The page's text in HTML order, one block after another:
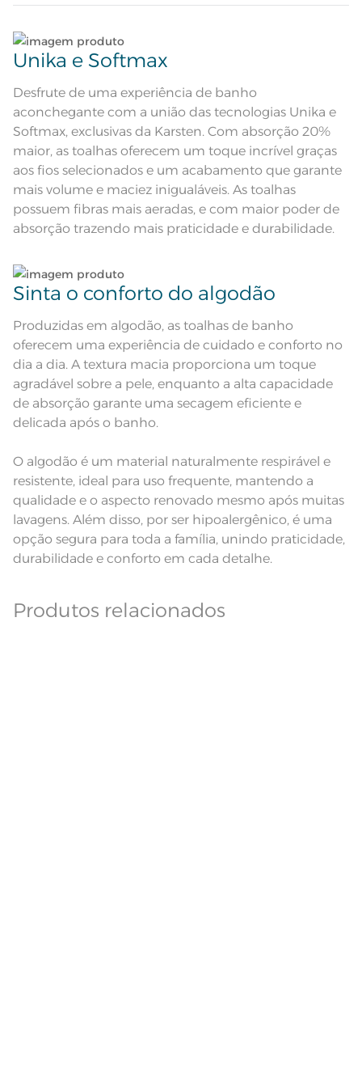
Atributos
Pré-encolhido; Antipiling;
Descrição Visual
Composição 98% Algodão 2% Poliéster
Tamanho Rosto
Cor Bosque/Verde
Itens Inclusos 1 Toalha de Rosto
Instruções de Lavagem
temperatura maxima de 60ºC;
Ferro de passar com temperatura
seco
Observações
cor, de acordo com a configuração
e modelo do monitor ou do
aparelho celular. Consultar a cor
nas especificações técnicas do
produto.
Fios Fio Tecnologia Unika
Lave tipos de tecidos distintos separadamente;
ciclo;
Lave as peças no ciclo leve, suave ou delicado de
sua lavadora;
Enxágue as peças com bastante água;
Utilize a quantidade mínima de amaciante e sabão;
bem;
Unika e Softmax
Desfrute de uma experiência de banho
aconchegante com a união das tecnologias Unika e
Softmax, exclusivas da Karsten. Com absorção 20%
maior, as toalhas oferecem um toque incrível graças
aos fios selecionados e um acabamento que garante
mais volume e maciez inigualáveis. As toalhas
possuem fibras mais aeradas, e com maior poder de
absorção trazendo mais praticidade e durabilidade.
Sinta o conforto do algodão
Produzidas em algodão, as toalhas de banho
oferecem uma experiência de cuidado e conforto no
dia a dia. A textura macia proporciona um toque
agradável sobre a pele, enquanto a alta capacidade
de absorção garante uma secagem eficiente e
delicada após o banho.
O algodão é um material naturalmente respirável e
resistente, ideal para uso frequente, mantendo a
qualidade e o aspecto renovado mesmo após muitas
lavagens. Além disso, por ser hipoalergênico, é uma
opção segura para toda a família, unindo praticidade,
durabilidade e conforto em cada detalhe.
Produtos relacionados